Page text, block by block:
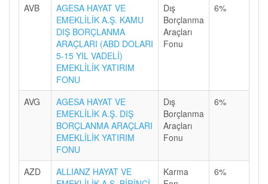
AVB
AGESA HAYAT VE
EMEKLİLİK A.Ş. KAMU
DIŞ BORÇLANMA
ARAÇLARI (ABD DOLARI
5-15 YIL VADELİ)
EMEKLİLİK YATIRIM
FONU
Dış
Borçlanma
Araçları
Fonu
6%
AVG
AGESA HAYAT VE
EMEKLİLİK A.Ş. DIŞ
BORÇLANMA ARAÇLARI
EMEKLİLİK YATIRIM
FONU
Dış
Borçlanma
Araçları
Fonu
6%
AZD
ALLIANZ HAYAT VE
Karma
6%